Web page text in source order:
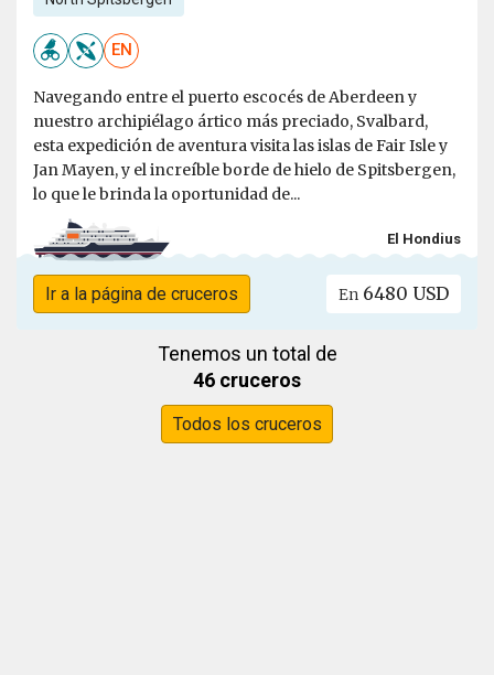
EN
Navegando entre el puerto escocés de Aberdeen y
nuestro archipiélago ártico más preciado, Svalbard,
esta expedición de aventura visita las islas de Fair Isle y
Jan Mayen, y el increíble borde de hielo de Spitsbergen,
lo que le brinda la oportunidad de...
El Hondius
Ir a la página de cruceros En 6480 USD
Tenemos un total de
46 cruceros
Todos los cruceros